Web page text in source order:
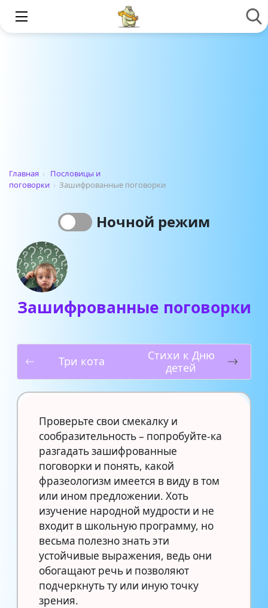
Главная ›
Пословицы и
поговорки › Зашифрованные поговорки
Ночной режим
Зашифрованные поговорки
Три кота
Стихи к Дню
детей
Проверьте свои смекалку и
сообразительность – попробуйте-ка
разгадать зашифрованные
поговорки и понять, какой
фразеологизм имеется в виду в том
или ином предложении. Хоть
изучение народной мудрости и не
входит в школьную программу, но
весьма полезно знать эти
устойчивые выражения, ведь они
обогащают речь и позволяют
подчеркнуть ту или иную точку
зрения.